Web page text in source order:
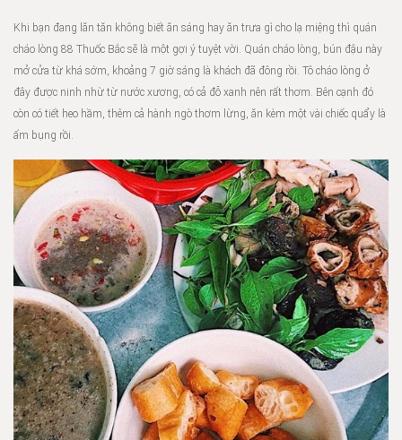
Khi bạn đang lăn tăn không biết ăn sáng hay ăn trưa gì cho lạ miệng thì quán
cháo lòng 88 Thuốc Bắc sẽ là một gợi ý tuyệt vời. Quán cháo lòng, bún đậu này
mở cửa từ khá sớm, khoảng 7 giờ sáng là khách đã đông rồi. Tô cháo lòng ở
đây được ninh nhừ từ nước xương, có cả đỗ xanh nên rất thơm. Bên cạnh đó
còn có tiết heo hầm, thêm cả hành ngò thơm lừng, ăn kèm một vài chiếc quẩy là
ấm bụng rồi.